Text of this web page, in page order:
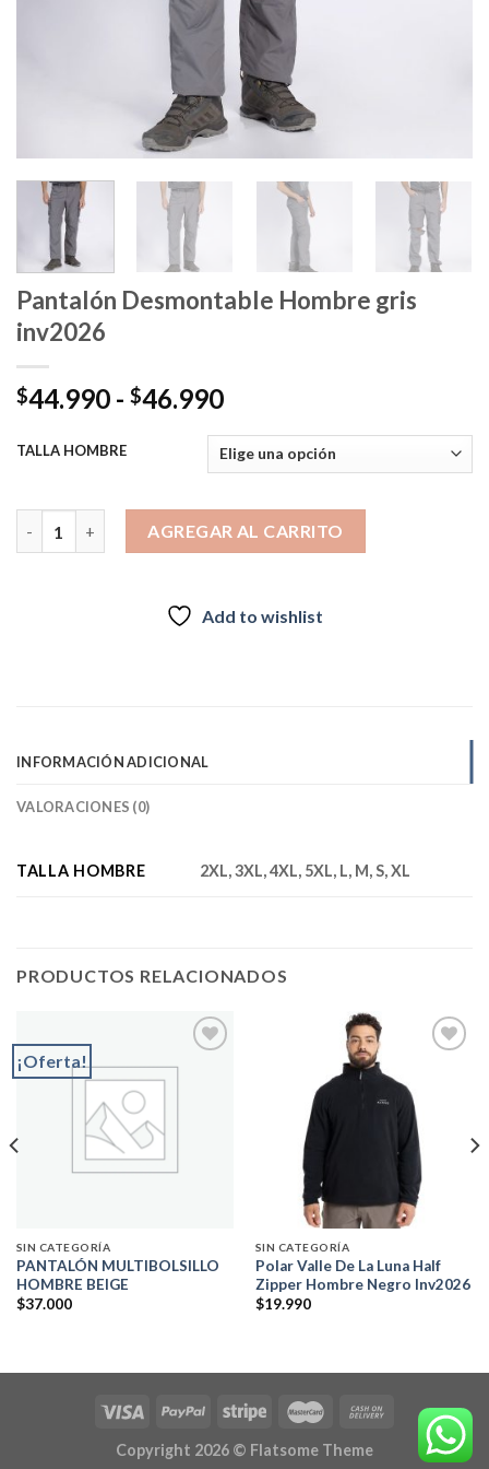
Pantalón Desmontable Hombre gris
inv2026
$44.990 - $46.990Rango
precios:
desde
$44.990
hasta
$46.990
TALLA HOMBRE
AGREGAR AL CARRITO
Add to wishlist
INFORMACIÓN ADICIONAL
VALORACIONES (0)
TALLA HOMBRE 2XL, 3XL, 4XL, 5XL, L, M, S, XL
PRODUCTOS RELACIONADOS
¡Oferta!
SIN CATEGORÍA
PANTALÓN MULTIBOLSILLO
HOMBRE BEIGE
$37.000
SIN CATEGORÍA
Polar Valle De La Luna Half
Zipper Hombre Negro Inv2026
$19.990
Copyright 2026 © Flatsome Theme